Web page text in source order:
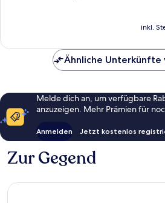
inkl.
Ähnliche Unterkünfte
Melde dich an, um verfügbare
anzuzeigen. Mehr Prämien für
Anmelden Jetzt kostenlos
Zur Gegend